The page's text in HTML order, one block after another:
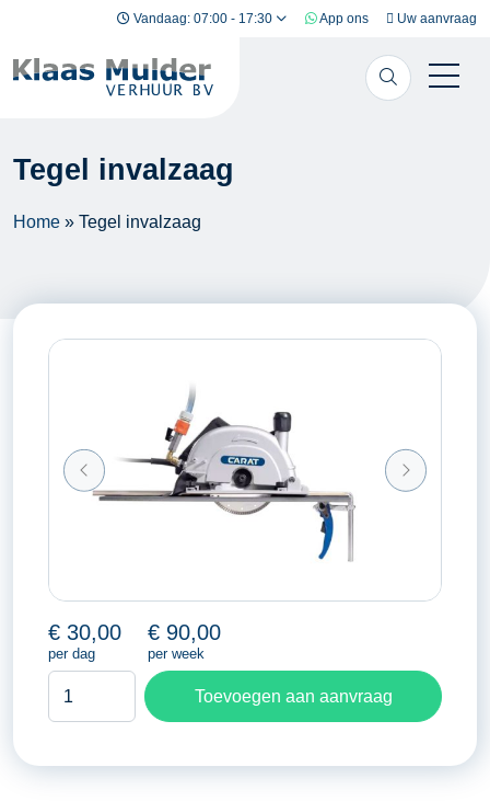
Ga naar inhoud Vandaag: 07:00 - 17:30 App ons Uw aanvraag
Tegel invalzaag
Home » Tegel invalzaag
€ 30,00
per dag
€ 90,00
per week
Toevoegen aan aanvraag